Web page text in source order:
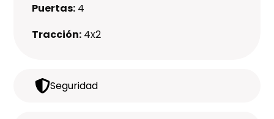
Seguridad
Puertas: 4
Tracción: 4x2